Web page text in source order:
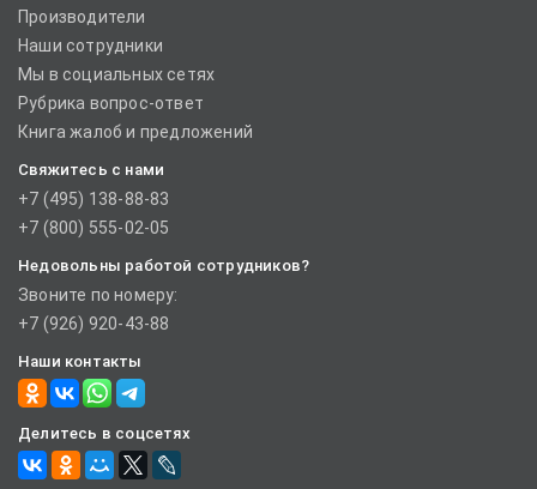
Производители
Наши сотрудники
Мы в социальных сетях
Рубрика вопрос-ответ
Книга жалоб и предложений
Свяжитесь с нами
+7 (495) 138-88-83
+7 (800) 555-02-05
Недовольны работой сотрудников?
Звоните по номеру:
+7 (926) 920-43-88
Наши контакты
Делитесь в соцсетях